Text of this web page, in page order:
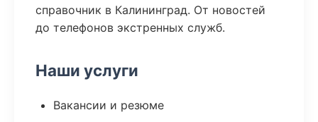
справочник в Калининград. От новостей
до телефонов экстренных служб.
Наши услуги
Вакансии и резюме